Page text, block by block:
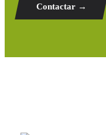
Contactar →